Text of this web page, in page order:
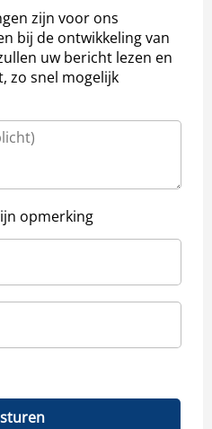
zijn voor ons
bij de ontwikkeling van
uw bericht lezen en
zo snel mogelijk
opmerking